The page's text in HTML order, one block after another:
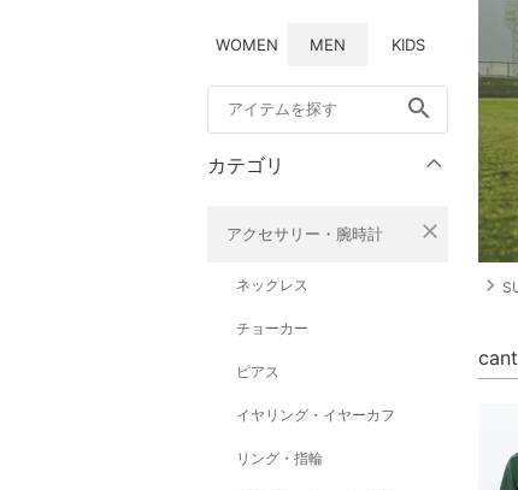
WOMEN MEN KIDS
search
カテゴリ
アクセサリー・腕時計 close
ネックレス
チョーカー
ピアス
イヤリング・イヤーカフ
リング・指輪
navigate_next